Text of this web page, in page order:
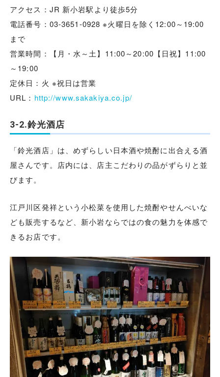
アクセス：JR 新小岩駅より徒歩5分
電話番号：03-3651-0928 ※火曜日を除く12:00～19:00
まで
営業時間：【月・水～土】11:00～20:00【日祝】11:00
～19:00
定休日：火 ※祝日は営業
URL： http://www.sakakiya.co.jp/
3-2.鈴光酒店
「鈴光酒店」は、めずらしい日本酒や焼酎に出合える酒
屋さんです。店内には、店主こだわりの品がずらりと並
びます。
江戸川区発祥という小松菜を使用した焼酎やせんべいな
ども販売するなど、新小岩ならではの食の魅力を体感で
きるお店です。